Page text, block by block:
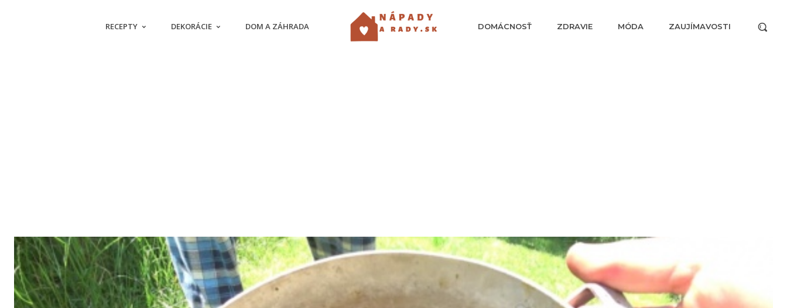
RECEPTY DEKORÁCIE DOM A ZÁHRADA DOMÁCNOSŤ ZDRAVIE MÓDA ZAUJÍMAVOSTI